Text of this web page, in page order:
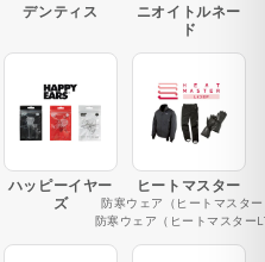
デンティス
ニオイトルネー
ド
ハッピーイヤー
ズ
ヒートマスター
防寒ウェア（ヒートマスタ
防寒ウェア（ヒートマスター